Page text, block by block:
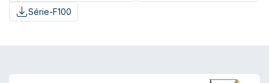
Série-F100